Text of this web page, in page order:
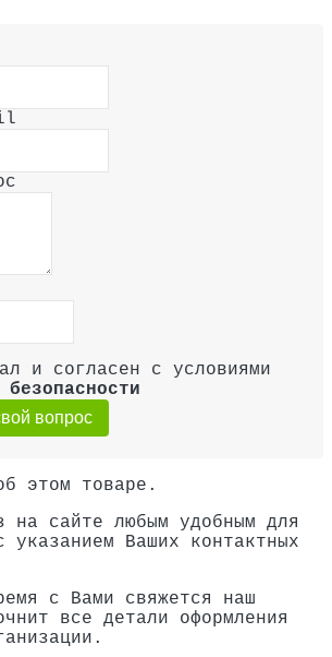
и согласен с условиями
безопасности
вопрос
этом товаре.
на сайте любым удобным для
указанием Ваших контактных
с Вами свяжется наш
все детали оформления